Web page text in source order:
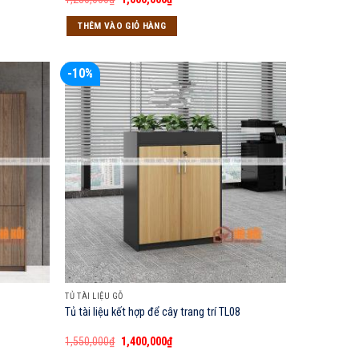
gốc
là:
1,280,000₫.
hiện
tại
THÊM VÀO GIỎ HÀNG
-10%
TỦ TÀI LIỆU GỖ
Tủ tài liệu kết hợp để cây trang trí TL08
1,550,000₫ Giá
gốc
1,400,000₫Giá
hiện